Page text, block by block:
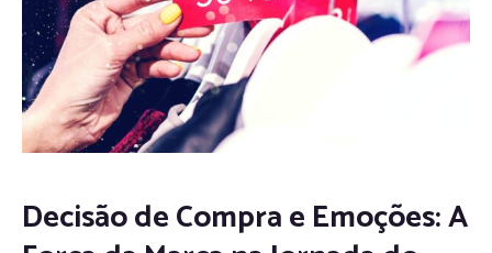
Decisão de Compra e Emoções: A